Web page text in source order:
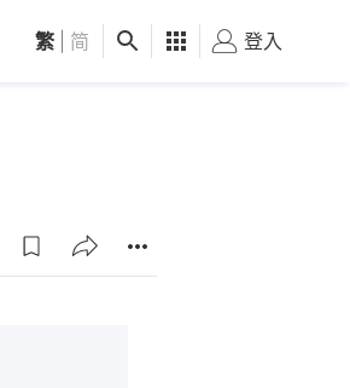
觀點 健康 好食玩飛
繁 简 登入